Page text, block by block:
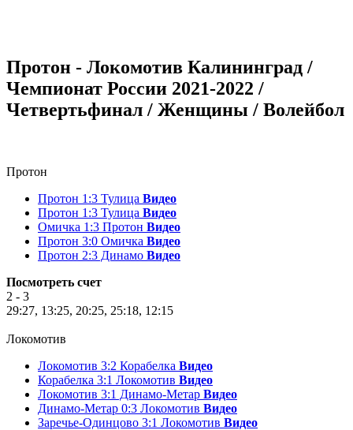
Протон - Локомотив Калининград /
Чемпионат России 2021-2022 /
Четвертьфинал / Женщины / Волейбол
Протон
Протон 1:3 Тулица Видео
Протон 1:3 Тулица Видео
Омичка 1:3 Протон Видео
Протон 3:0 Омичка Видео
Протон 2:3 Динамо Видео
Посмотреть счет
2 - 3
29:27, 13:25, 20:25, 25:18, 12:15
Локомотив
Локомотив 3:2 Корабелка Видео
Корабелка 3:1 Локомотив Видео
Локомотив 3:1 Динамо-Метар Видео
Динамо-Метар 0:3 Локомотив Видео
Заречье-Одинцово 3:1 Локомотив Видео